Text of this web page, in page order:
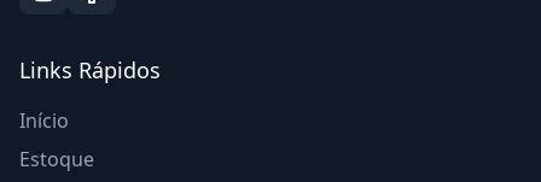
Links Rápidos
Início
Estoque